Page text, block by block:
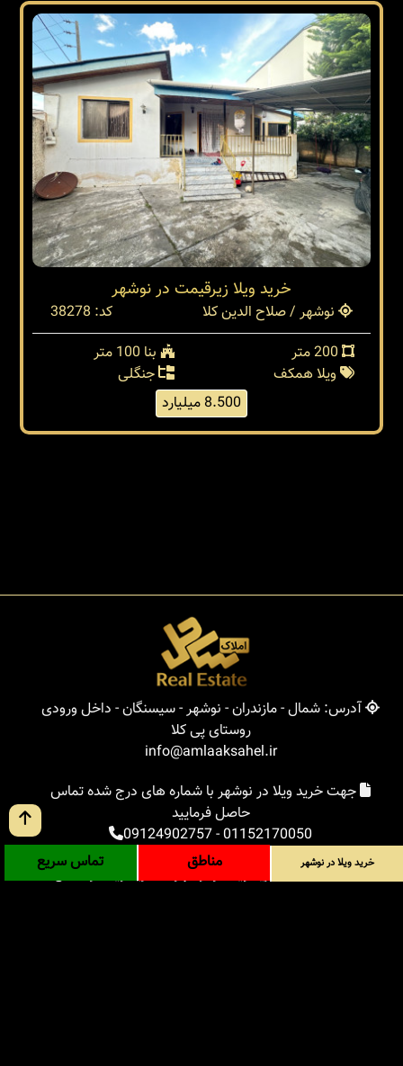
خريد ويلا زيرقيمت در نوشهر
نوشهر / صلاح الدین کلا
کد: 38278
بنا 100 متر
ویلا همکف
جنگلی
8.500 میلیارد
آدرس: شمال - مازندران - نوشهر - سیسنگان - داخل ورودی
روستای پی کلا
info@amlaaksahel.ir
جهت خرید ویلا در نوشهر با شماره های درج شده تماس
حاصل فرمایید
01152170050
-
09124902757
املاک ساحل
خرید ویلا در نوشهر
خرید ویلا در شمال
خرید ویلا در نوشهر مناطق تماس سریع